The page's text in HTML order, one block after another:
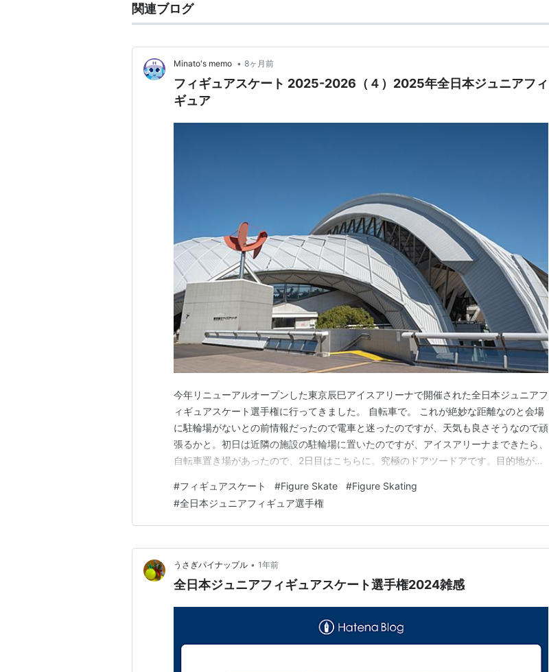
関連ブログ
Minato's memo • 8ヶ月前
フィギュアスケート 2025-2026（４）2025年全日本ジュニアフィ
ギュア
今年リニューアルオープンした東京辰巳アイスアリーナで開催された全日本ジュニアフ
ィギュアスケート選手権に行ってきました。 自転車で。 これが絶妙な距離なのと会場
に駐輪場がないとの前情報だったので電車と迷ったのですが、天気も良さそうなので頑
張るかと。初日は近隣の施設の駐輪場に置いたのですが、アイスアリーナまできたら、
自転車置き場があったので、2日目はこちらに。究極のドアツードアです。目的地が駅
三つ目通りを始め湾岸エリアは大型車両も多くアップダウンが激しいのでかなり慎重に
移動しました。夜道をこれだけ長く走ったのも初めてです…
#フィギュアスケート #Figure Skate #Figure Skating
#全日本ジュニアフィギュア選手権
うさぎパイナップル • 1年前
全日本ジュニアフィギュアスケート選手権2024雑感